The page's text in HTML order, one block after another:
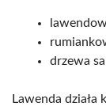
drzewa
Lawenda działa